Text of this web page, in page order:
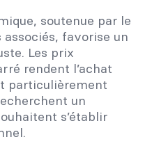
soutenue par le
favorise un
Les prix
rendent l’achat
particulièrement
un
s’établir